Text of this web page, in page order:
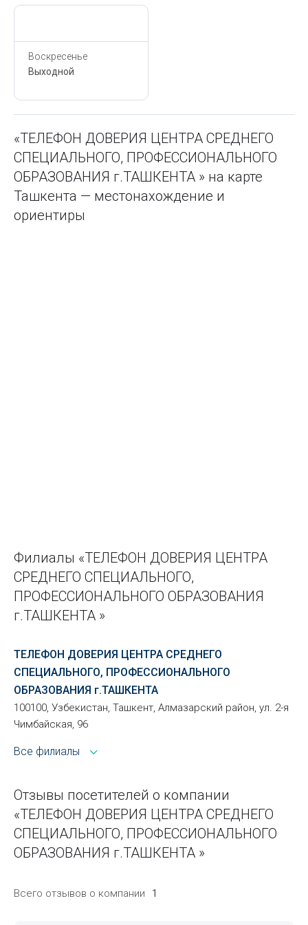
Воскресенье
Выходной
«ТЕЛЕФОН ДОВЕРИЯ ЦЕНТРА СРЕДНЕГО
СПЕЦИАЛЬНОГО, ПРОФЕССИОНАЛЬНОГО
ОБРАЗОВАНИЯ г.ТАШКЕНТА » на карте
Ташкента — местонахождение и
ориентиры
Филиалы «ТЕЛЕФОН ДОВЕРИЯ ЦЕНТРА
СРЕДНЕГО СПЕЦИАЛЬНОГО,
ПРОФЕССИОНАЛЬНОГО ОБРАЗОВАНИЯ
г.ТАШКЕНТА »
ТЕЛЕФОН ДОВЕРИЯ ЦЕНТРА СРЕДНЕГО
СПЕЦИАЛЬНОГО, ПРОФЕССИОНАЛЬНОГО
ОБРАЗОВАНИЯ г.ТАШКЕНТА
100100, Узбекистан, Ташкент, Алмазарский район, ул. 2-я
Чимбайская, 96
Все филиалы
Отзывы посетителей о компании
«ТЕЛЕФОН ДОВЕРИЯ ЦЕНТРА СРЕДНЕГО
СПЕЦИАЛЬНОГО, ПРОФЕССИОНАЛЬНОГО
ОБРАЗОВАНИЯ г.ТАШКЕНТА »
Всего отзывов о компании 1